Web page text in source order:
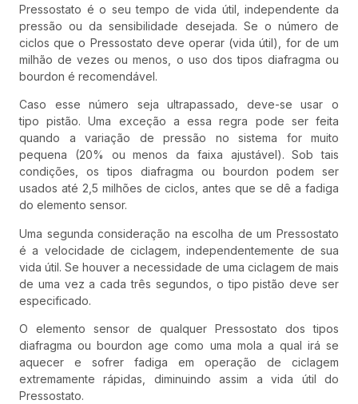
Pressostato é o seu tempo de vida útil, independente da
pressão ou da sensibilidade desejada. Se o número de
ciclos que o Pressostato deve operar (vida útil), for de um
milhão de vezes ou menos, o uso dos tipos diafragma ou
bourdon é recomendável.
Caso esse número seja ultrapassado, deve-se usar o
tipo pistão. Uma exceção a essa regra pode ser feita
quando a variação de pressão no sistema for muito
pequena (20% ou menos da faixa ajustável). Sob tais
condições, os tipos diafragma ou bourdon podem ser
usados até 2,5 milhões de ciclos, antes que se dê a fadiga
do elemento sensor.
Uma segunda consideração na escolha de um Pressostato
é a velocidade de ciclagem, independentemente de sua
vida útil. Se houver a necessidade de uma ciclagem de mais
de uma vez a cada três segundos, o tipo pistão deve ser
especificado.
O elemento sensor de qualquer Pressostato dos tipos
diafragma ou bourdon age como uma mola a qual irá se
aquecer e sofrer fadiga em operação de ciclagem
extremamente rápidas, diminuindo assim a vida útil do
Pressostato.